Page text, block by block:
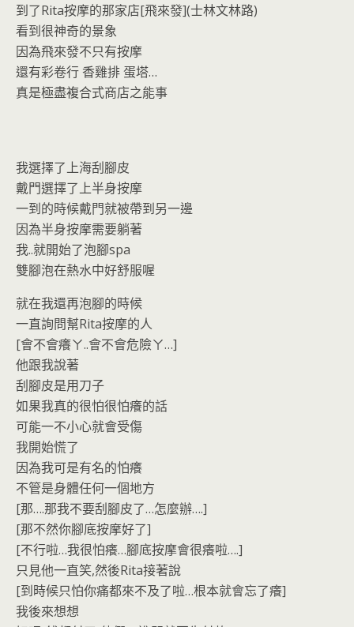
到了Rita按摩的那家店[飛來發](士林文林路)
看到很神奇的景象
因為飛來發不只有按摩
還有彩卷行 香雞排 蛋塔…
真是極盡複合式商店之能事
我選擇了上海刮腳皮
戴門選擇了上半身按摩
一到的時候戴門就被帶到另一邊
因為半身按摩需要躺著
我..就開始了泡腳spa
雙腳泡在熱水中好舒服喔
就在我還再泡腳的時候
一直詢問幫Rita按摩的人
[會不會癢ㄚ..會不會危險ㄚ…]
他跟我說著
刮腳皮是用刀子
如果我真的很怕很怕癢的話
可能一不小心就會受傷
我開始慌了
因為我可是有名的怕癢
不管是身體任何一個地方
[那….那我不要刮腳皮了…怎麼辦….]
[那不然你腳底按摩好了]
[不行啦…我很怕癢…腳底按摩會很癢啦….]
只見他一直笑,然後Rita接著說
[到時候只怕你痛都來不及了啦…根本就會忘了癢]
我後來想想